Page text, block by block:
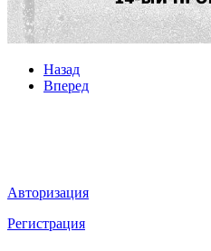
Назад
Вперед
Авторизация
Регистрация